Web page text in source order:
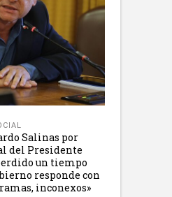
Salinas por
del Presidente
un tiempo
responde con
inconexos»